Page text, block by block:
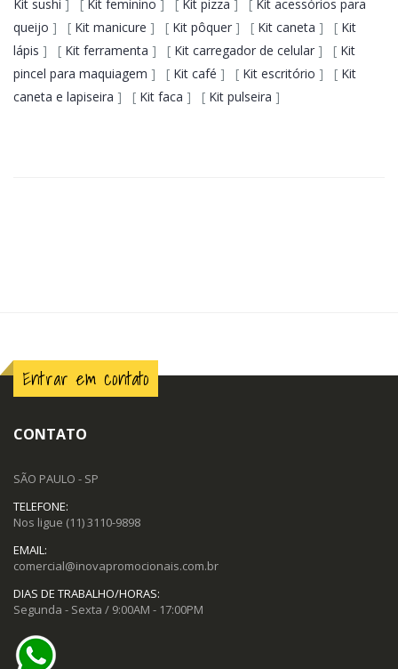
Kit sushi ] [ Kit feminino ] [ Kit pizza ] [ Kit acessórios para
queijo ] [ Kit manicure ] [ Kit pôquer ] [ Kit caneta ] [ Kit
lápis ] [ Kit ferramenta ] [ Kit carregador de celular ] [ Kit
pincel para maquiagem ] [ Kit café ] [ Kit escritório ] [ Kit
caneta e lapiseira ] [ Kit faca ] [ Kit pulseira ]
Entrar em contato
CONTATO
SÃO PAULO - SP
TELEFONE:
Nos ligue (11) 3110-9898
EMAIL:
comercial@inovapromocionais.com.br
DIAS DE TRABALHO/HORAS:
Segunda - Sexta / 9:00AM - 17:00PM